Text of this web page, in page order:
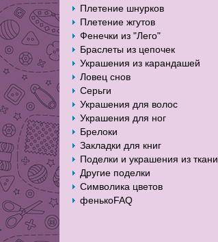
Плетение шнурков
Плетение жгутов
Фенечки из "Лего"
Браслеты из цепочек
Украшения из карандашей
Ловец снов
Серьги
Украшения для волос
Украшения для ног
Брелоки
Закладки для книг
Поделки и украшения из ткани
Другие поделки
Символика цветов
фенькоFAQ